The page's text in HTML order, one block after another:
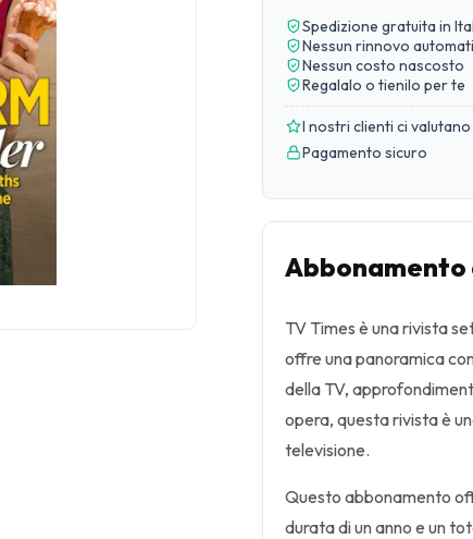
Spedizione gratuita in
Nessun rinnovo
Nessun costo nascosto
Regalalo o tienilo per te
I nostri clienti ci valutano
Pagamento sicuro
Abbonamento
TV Times è una rivista
offre una panoramica
della TV,
opera, questa rivista è
televisione.
Questo abbonamento
durata di un anno e un